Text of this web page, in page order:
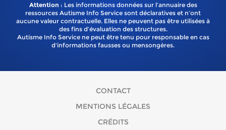
Attention : Les informations données sur l’annuaire des
ressources Autisme Info Service sont déclaratives et n’ont
aucune valeur contractuelle. Elles ne peuvent pas être utilisées à
des fins d’évaluation des structures.
Autisme Info Service ne peut être tenu pour responsable en cas
d'informations fausses ou mensongères.
CONTACT
MENTIONS LÉGALES
CRÉDITS